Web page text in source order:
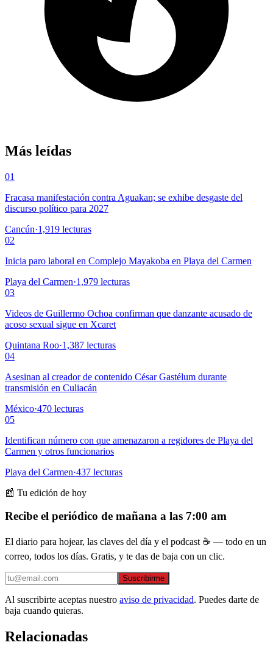
Más leídas
01
Fracasa manifestación contra Aguakan; se exhibe desgaste del
discurso político para 2027
Cancún·1,919 lecturas
02
Inicia paro laboral en Complejo Mayakoba en Playa del Carmen
Playa del Carmen·1,979 lecturas
03
Videos de Guillermo Ochoa confirman que danzante acusado de
acoso sexual sigue en Xcaret
Quintana Roo·1,387 lecturas
04
Asesinan al creador de contenido César Gastélum durante
transmisión en Culiacán
México·470 lecturas
05
Identifican número con que amenazaron a regidores de Playa del
Carmen y otros funcionarios
Playa del Carmen·437 lecturas
📰 Tu edición de hoy
Recibe el periódico de mañana a las 7:00 am
El diario para hojear, las claves del día y el podcast ☕ — todo en un
correo, todos los días. Gratis, y te das de baja con un clic.
Suscribirme
Al suscribirte aceptas nuestro aviso de privacidad. Puedes darte de
baja cuando quieras.
Relacionadas